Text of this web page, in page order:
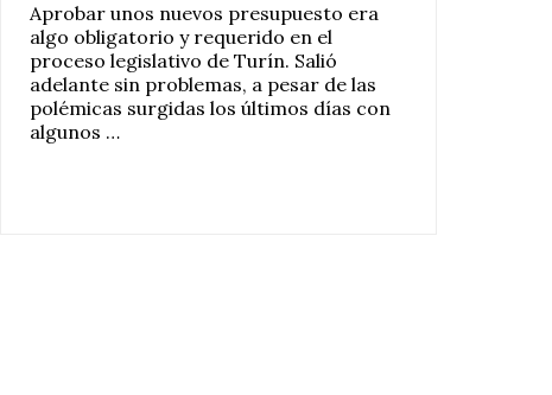
Aprobar unos nuevos presupuesto era
algo obligatorio y requerido en el
proceso legislativo de Turín. Salió
adelante sin problemas, a pesar de las
polémicas surgidas los últimos días con
algunos …